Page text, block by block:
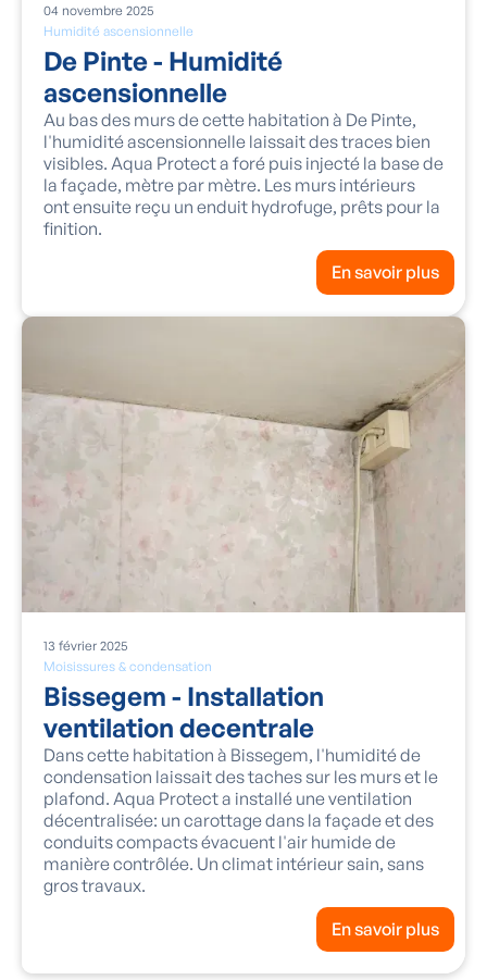
Humidité ascensionnelle
04 novembre 2025
De Pinte - Humidité
ascensionnelle
Au bas des murs de cette habitation à De Pinte,
l'humidité ascensionnelle laissait des traces bien
visibles. Aqua Protect a foré puis injecté la base de
la façade, mètre par mètre. Les murs intérieurs
ont ensuite reçu un enduit hydrofuge, prêts pour la
finition.
En savoir plus
Moisissures & condensation
13 février 2025
Bissegem - Installation
ventilation decentrale
Dans cette habitation à Bissegem, l'humidité de
condensation laissait des taches sur les murs et le
plafond. Aqua Protect a installé une ventilation
décentralisée: un carottage dans la façade et des
conduits compacts évacuent l'air humide de
manière contrôlée. Un climat intérieur sain, sans
gros travaux.
En savoir plus